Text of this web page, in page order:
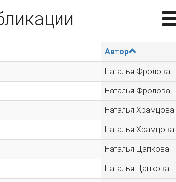
Автор
Наталья Фролова
Наталья Фролова
Наталья Храмцова
Наталья Храмцова
Наталья Цапкова
Наталья Цапкова